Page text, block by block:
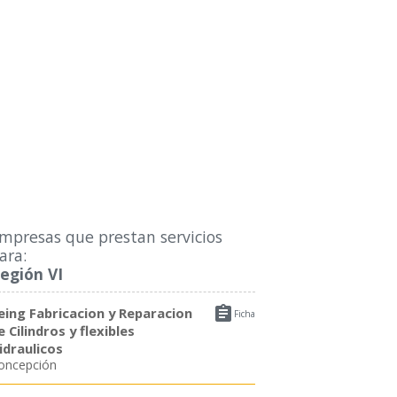
que prestan servicios
VI
 Ficha
Fabricacion y Reparacion
Cilindros y flexibles